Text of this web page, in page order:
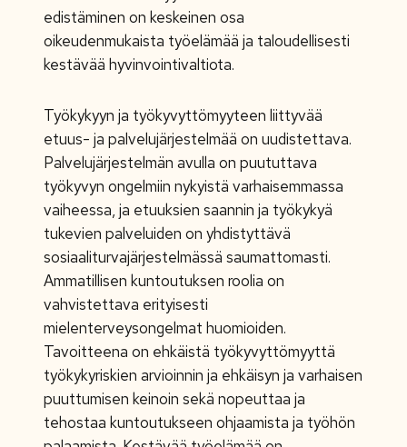
edistäminen on keskeinen osa
oikeudenmukaista työelämää ja taloudellisesti
kestävää hyvinvointivaltiota.
Työkykyyn ja työkyvyttömyyteen liittyvää
etuus- ja palvelujärjestelmää on uudistettava.
Palvelujärjestelmän avulla on puututtava
työkyvyn ongelmiin nykyistä varhaisemmassa
vaiheessa, ja etuuksien saannin ja työkykyä
tukevien palveluiden on yhdistyttävä
sosiaaliturvajärjestelmässä saumattomasti.
Ammatillisen kuntoutuksen roolia on
vahvistettava erityisesti
mielenterveysongelmat huomioiden.
Tavoitteena on ehkäistä työkyvyttömyyttä
työkykyriskien arvioinnin ja ehkäisyn ja varhaisen
puuttumisen keinoin sekä nopeuttaa ja
tehostaa kuntoutukseen ohjaamista ja työhön